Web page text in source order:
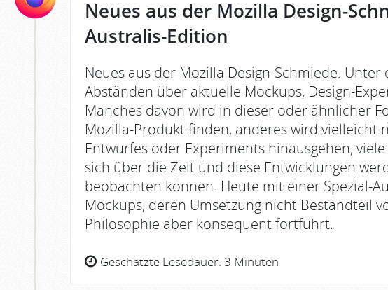
Neues aus der Mozilla Design-
Australis-Edition
Neues aus der Mozilla Design-Schmiede.
Abständen über aktuelle Mockups, Design-
Manches davon wird in dieser oder ähnlicher
Mozilla-Produkt finden, anderes wird vielleicht
Entwurfes oder Experiments hinausgehen,
sich über die Zeit und diese Entwicklungen
beobachten können. Heute mit einer Spezial-
Mockups, deren Umsetzung nicht Bestandteil
Philosophie aber konsequent fortführt.
Geschätzte Lesedauer: 3 Minuten